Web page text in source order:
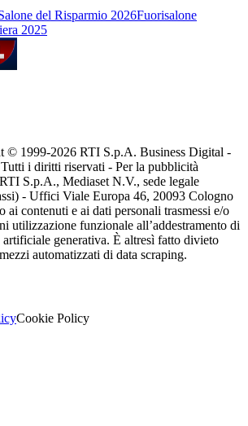
del Risparmio 2026Fuorisalone
2025
© 1999-2026 RTI S.p.A. Business Digital -
i diritti riservati - Per la pubblicità
S.p.A., Mediaset N.V., sede legale
- Uffici Viale Europa 46, 20093 Cologno
ai contenuti e ai dati personali trasmessi e/o
utilizzazione funzionale all’addestramento di
generativa. È altresì fatto divieto
automatizzati di data scraping.
Cookie Policy